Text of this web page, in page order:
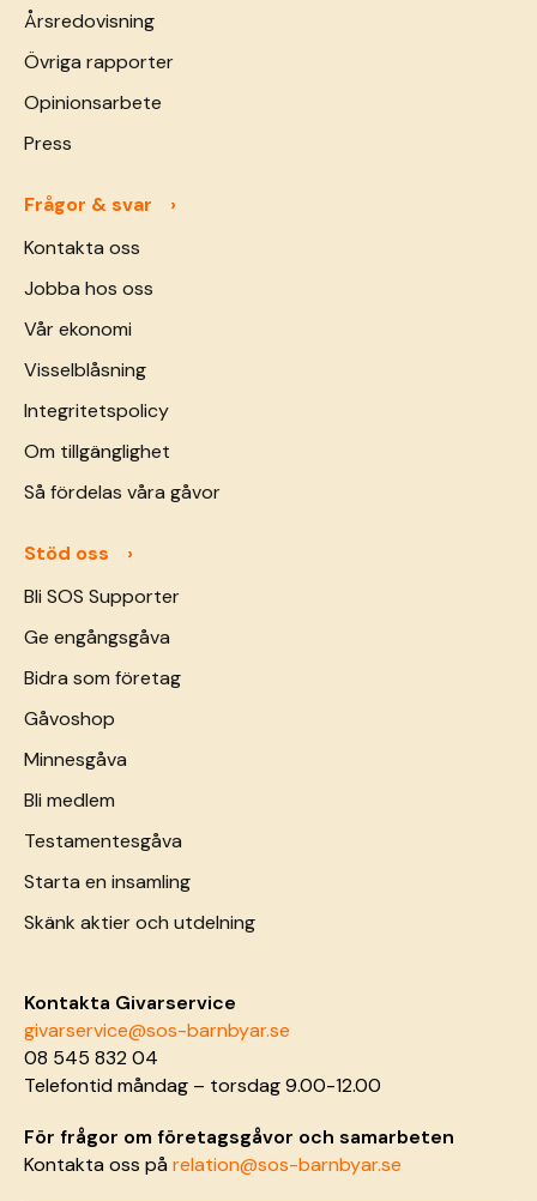
Årsredovisning
Övriga rapporter
Opinionsarbete
Press
Frågor & svar
Kontakta oss
Jobba hos oss
Vår ekonomi
Visselblåsning
Integritetspolicy
Om tillgänglighet
Så fördelas våra gåvor
Stöd oss
Bli SOS Supporter
Ge engångsgåva
Bidra som företag
Gåvoshop
Minnesgåva
Bli medlem
Testamentesgåva
Starta en insamling
Skänk aktier och utdelning
Kontakta Givarservice
givarservice@sos-barnbyar.se
08 545 832 04
Telefontid måndag – torsdag 9.00-12.00
För frågor om företagsgåvor och samarbeten
Kontakta oss pårelation@sos-barnbyar.se